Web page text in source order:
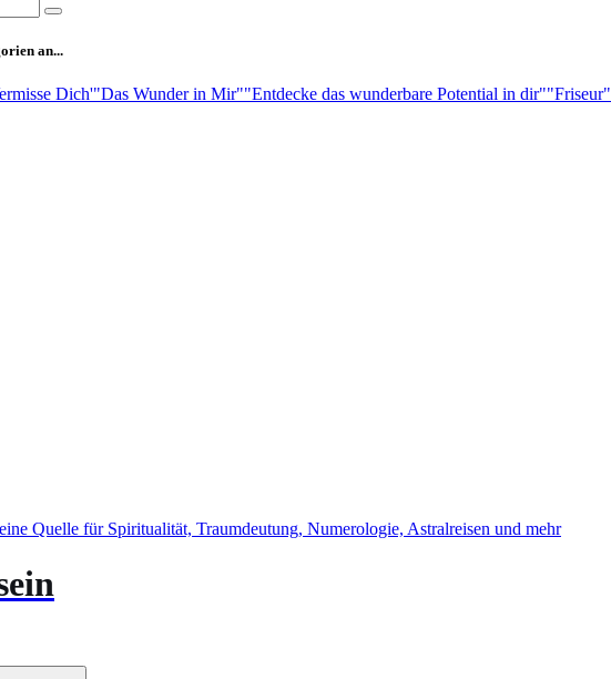
an...
Dich'"Das Wunder in Mir""Entdecke das wunderbare Potential in dir""Friseur"
Quelle für Spiritualität, Traumdeutung, Numerologie, Astralreisen und mehr